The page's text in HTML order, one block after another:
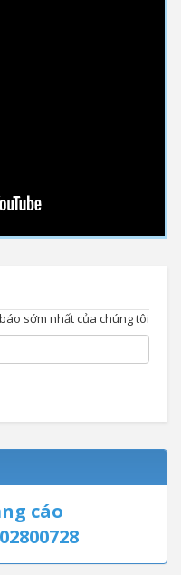
sớm nhất của chúng tôi
cáo